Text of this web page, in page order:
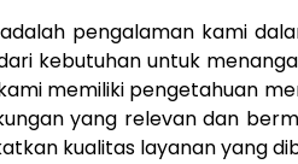
pengalaman kami
kebutuhan untuk
memiliki pengetahuan
yang relevan dan
kualitas layanan yang